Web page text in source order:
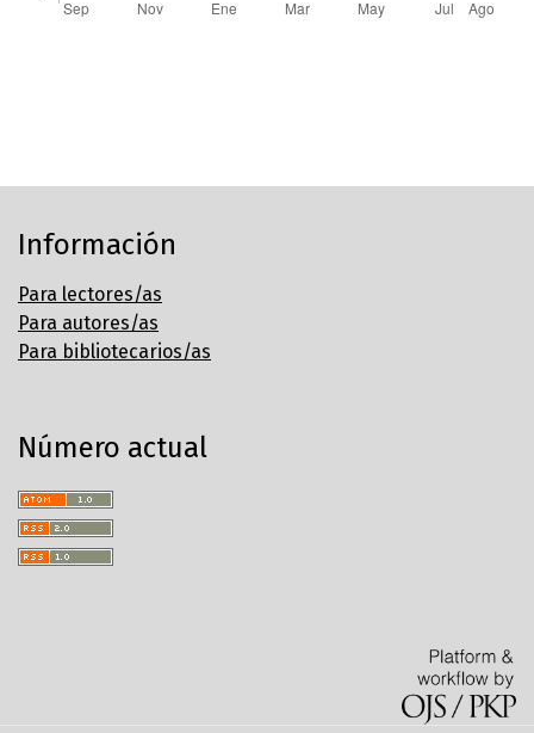
Información
Para lectores/as
Para autores/as
Para bibliotecarios/as
Número actual